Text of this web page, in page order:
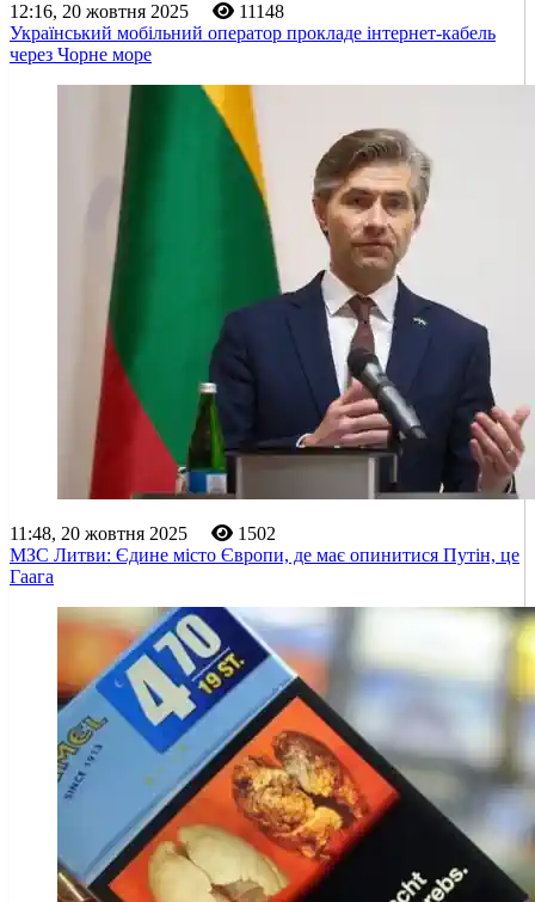
12:16, 20 жовтня 2025
11148
Український мобільний оператор прокладе інтернет-кабель
через Чорне море
11:48, 20 жовтня 2025
1502
МЗС Литви: Єдине місто Європи, де має опинитися Путін, це
Гаага